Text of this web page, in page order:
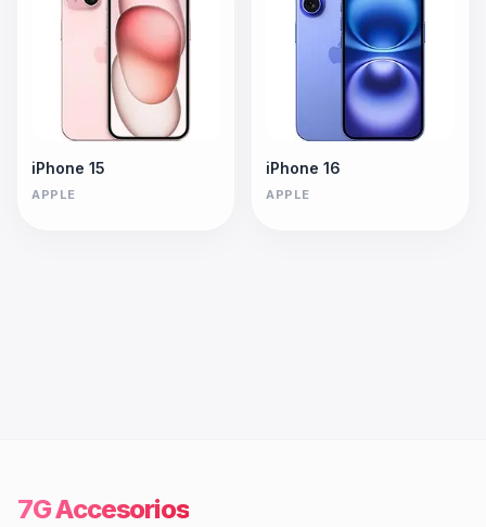
iPhone 15
APPLE
iPhone 16
APPLE
7G Accesorios